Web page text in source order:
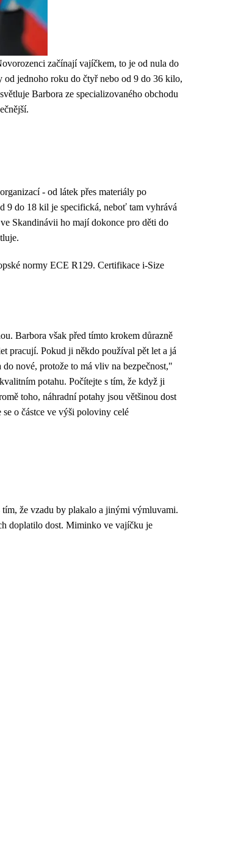
začínají vajíčkem, to je od nula do
od jednoho roku do čtyř nebo od 9 do 36 kilo,
Barbora ze specializovaného obchodu
- od látek přes materiály po
9 do 18 kil je specifická, neboť tam vyhrává
Skandinávii ho mají dokonce pro děti do
normy ECE R129. Certifikace i-Size
Barbora však před tímto krokem důrazně
pracují. Pokud ji někdo používal pět let a já
nové, protože to má vliv na bezpečnost,"
potahu. Počítejte s tím, že když ji
toho, náhradní potahy jsou většinou dost
o částce ve výši poloviny celé
tím, že vzadu by plakalo a jinými výmluvami.
doplatilo dost. Miminko ve vajíčku je